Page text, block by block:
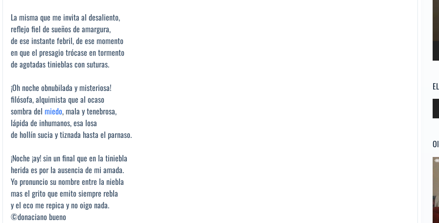
La misma que me invita al desaliento,
reflejo fiel de sueños de amargura,
de ese instante febril, de ese momento
en que el presagio trócase en tormento
de agotadas tinieblas con suturas.
¡Oh noche obnubilada y misteriosa!
filósofa, alquimista que al ocaso
sombra del miedo, mala y tenebrosa,
lápida de inhumanos, esa losa
de hollín sucia y tiznada hasta el parnaso.
¡Noche ¡ay! sin un final que en la tiniebla
herida es por la ausencia de mi amada.
Yo pronuncio su nombre entre la niebla
mas el grito que emito siempre rebla
y el eco me repica y no oigo nada.
©donaciano bueno
de